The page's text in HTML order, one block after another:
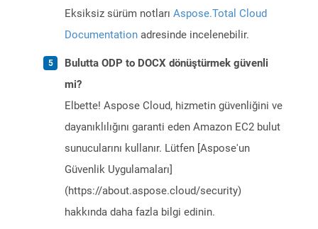
Eksiksiz sürüm notları Aspose.Total Cloud
Documentation adresinde incelenebilir.
Bulutta ODP to DOCX dönüştürmek güvenli
mi?
Elbette! Aspose Cloud, hizmetin güvenliğini ve
dayanıklılığını garanti eden Amazon EC2 bulut
sunucularını kullanır. Lütfen [Aspose'un
Güvenlik Uygulamaları]
(https://about.aspose.cloud/security)
hakkında daha fazla bilgi edinin.